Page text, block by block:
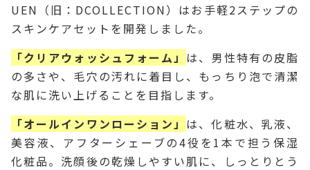
UEN（旧：DCOLLECTION）はお手軽2ステップの
スキンケアセットを開発しました。
「クリアウォッシュフォーム」 は、男性特有の皮脂
の多さや、毛穴の汚れに着目し、もっちり泡で清潔
な肌に洗い上げることを目指します。
「オールインワンローション」 は、化粧水、乳液、
美容液、アフターシェーブの4役を1本で担う保湿
化粧品。洗顔後の乾燥しやすい肌に、しっとりとう